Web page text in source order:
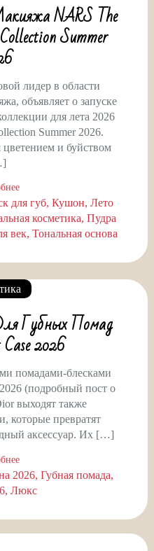
NARS The
Summer
лидер в области
объявляет о запуске
для лета 2026
Summer 2026.
и буйством
для губ Кушон Лето
косметика Пудра
век Тональная основа
Губных Помад
2026
помадами-блесками
(подробный пост о
выходят также
которые превратят
аксессуар. Их […]
2026 Губная помада
Люкс